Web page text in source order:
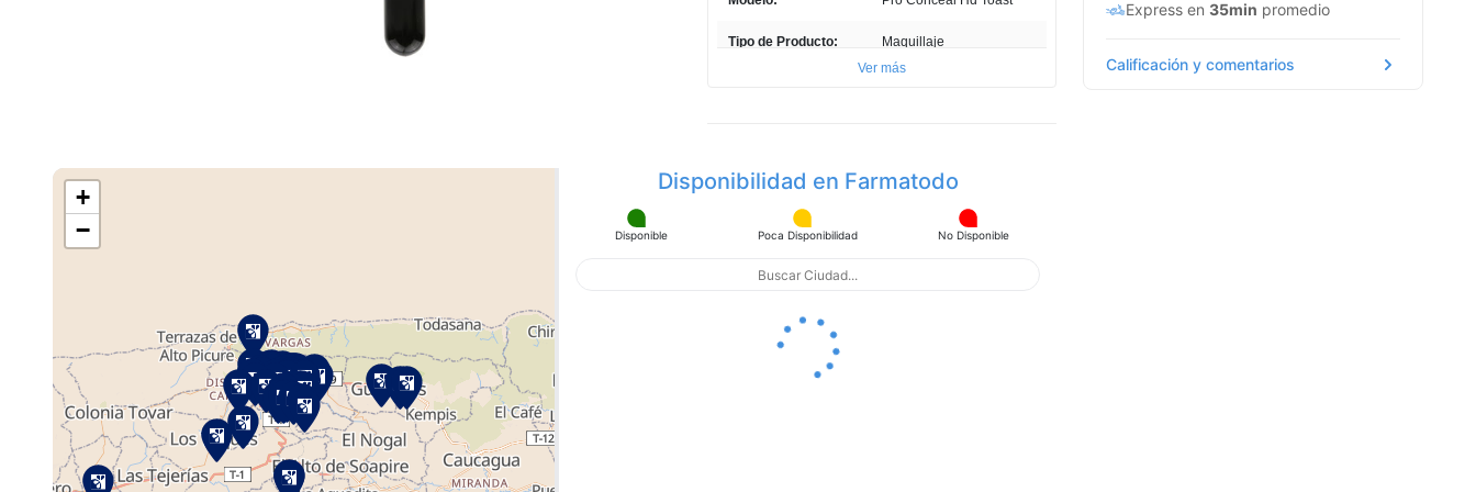
Tipo de Producto: Maquillaje
Profundidad ITEM: 1,8 cm
Ancho ITEM:
Altura ITEM:
Ver más
+
−
Cargando Mapa con
Tiendas ...
Disponibilidad en Farmatodo
Disponible Poca Disponibilidad No Disponible
Express en 35min promedio
Calificación y comentarios